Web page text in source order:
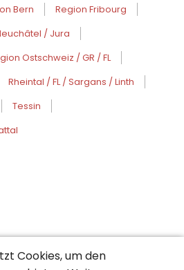
Bern
Region Fribourg
/ Jura
Ostschweiz / GR / FL
Rheintal / FL / Sargans / Linth
Tessin
Cookies, um den